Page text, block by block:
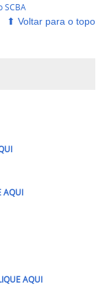
SCBA
⬆ ‎Voltar para o topo
AQUI
AQUI